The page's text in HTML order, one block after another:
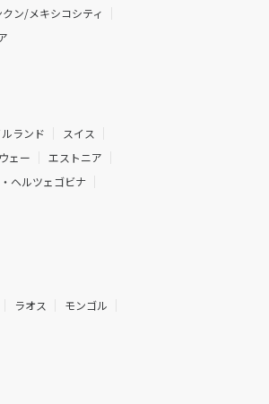
ン/メキシコシティ
ルランド
スイス
ェー
エストニア
ヘルツェゴビナ
ラオス
モンゴル